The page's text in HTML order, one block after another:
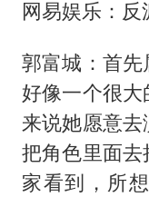
网易娱乐：反
郭富城：首
好像一个很
来说她愿意
把角色里面
家看到，所